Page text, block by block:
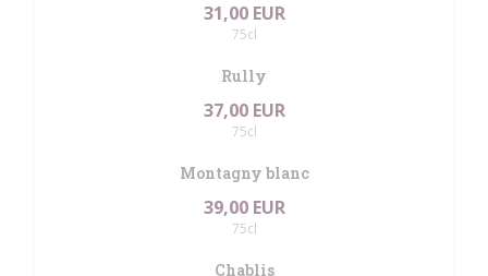
31,00 EUR
75cl
Rully
37,00 EUR
75cl
Montagny blanc
39,00 EUR
75cl
Chablis